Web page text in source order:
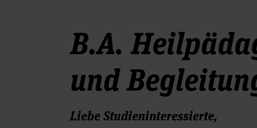
B.A.
und
Liebe Studieninteressierte,